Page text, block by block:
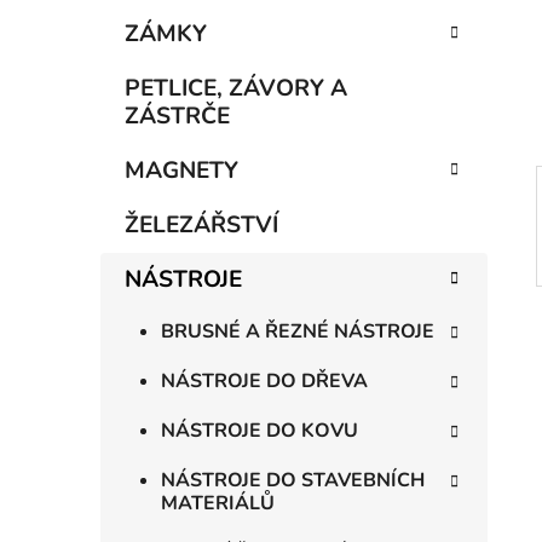
ZÁMKY
PETLICE, ZÁVORY A
ZÁSTRČE
MAGNETY
ŽELEZÁŘSTVÍ
NÁSTROJE
BRUSNÉ A ŘEZNÉ NÁSTROJE
NÁSTROJE DO DŘEVA
NÁSTROJE DO KOVU
NÁSTROJE DO STAVEBNÍCH
MATERIÁLŮ